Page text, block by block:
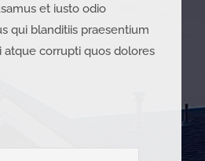
et iusto odio
qui blanditiis praesentium
corrupti quos dolores